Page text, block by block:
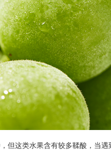
但这类水果含有较多鞣酸，当